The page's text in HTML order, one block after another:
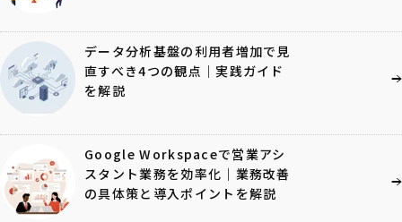
データ分析基盤の利用者増加で見
直すべき4つの観点｜実践ガイド
を解説
Google Workspaceで営業アシ
スタント業務を効率化｜業務改善
の具体策と導入ポイントを解説